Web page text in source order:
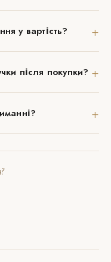
у вартість? +
після покупки? +
+